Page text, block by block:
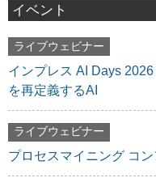
イベント
ライブウェビナー
インプレス AI Days
を再定義するAI
ライブウェビナー
プロセスマイニング コ